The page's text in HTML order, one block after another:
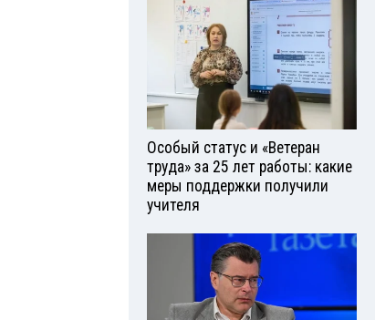
Особый статус и «Ветеран
труда» за 25 лет работы: какие
меры поддержки получили
учителя